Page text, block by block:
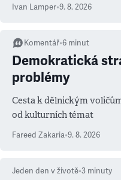
Ivan Lamper•9. 8. 2026
Komentář•6 minut
Demokratická
problémy
Cesta k dělnickým
od kulturních témat
Fareed Zakaria•9. 8. 2026
Jeden den v životě•3 minuty